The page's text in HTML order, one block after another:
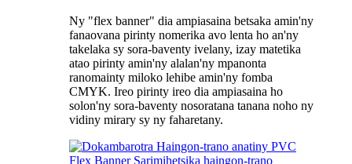
Ny "flex banner" dia ampiasaina betsaka amin'ny
fanaovana pirinty nomerika avo lenta ho an'ny
takelaka sy sora-baventy ivelany, izay matetika
atao pirinty amin'ny alalan'ny mpanonta
ranomainty miloko lehibe amin'ny fomba
CMYK. Ireo pirinty ireo dia ampiasaina ho
solon'ny sora-baventy nosoratana tanana noho ny
vidiny mirary sy ny faharetany.